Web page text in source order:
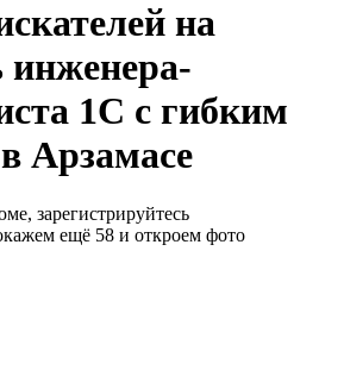
на
инженера-
1С с гибким
Арзамасе
зарегистрируйтесь
ещё 58 и откроем фото